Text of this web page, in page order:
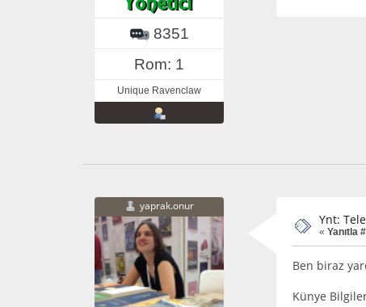
8351
Rom: 1
Unique Ravenclaw
yaprak.onur
Ynt:
« Yanıtla
Ben biraz
Künye